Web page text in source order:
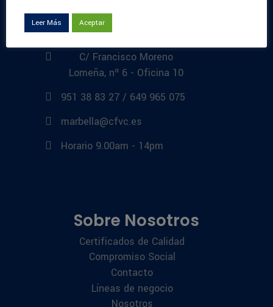
Oficina Marbella
C/ Francisco Moreno
Lomeña, nº 6 - Oficina 10
951 38 83 27 / 649 965 075
marbella@cfvc.es
Horario 9.00am - 14pm
Sobre Nosotros
Certificados de Calidad
Compromiso Social
Contacto
Líneas de negocio
Nosotros
Leer Más Aceptar